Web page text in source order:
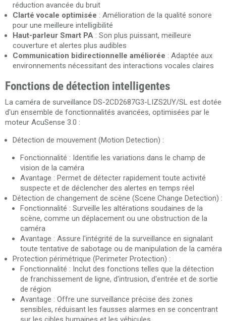
réduction avancée du bruit
Clarté vocale optimisée : Amélioration de la qualité sonore
pour une meilleure intelligibilité
Haut-parleur Smart PA : Son plus puissant, meilleure
couverture et alertes plus audibles
Communication bidirectionnelle améliorée : Adaptée aux
environnements nécessitant des interactions vocales claires
Fonctions de détection intelligentes
La caméra de surveillance DS-2CD2687G3-LIZS2UY/SL est dotée
d'un ensemble de fonctionnalités avancées, optimisées par le
moteur AcuSense 3.0 :
Détection de mouvement (Motion Detection) :
Fonctionnalité : Identifie les variations dans le champ de
vision de la caméra
Avantage : Permet de détecter rapidement toute activité
suspecte et de déclencher des alertes en temps réel
Détection de changement de scène (Scene Change Detection) :
Fonctionnalité : Surveille les altérations soudaines de la
scène, comme un déplacement ou une obstruction de la
caméra
Avantage : Assure l'intégrité de la surveillance en signalant
toute tentative de sabotage ou de manipulation de la caméra
Protection périmétrique (Perimeter Protection) :
Fonctionnalité : Inclut des fonctions telles que la détection
de franchissement de ligne, d'intrusion, d'entrée et de sortie
de région
Avantage : Offre une surveillance précise des zones
sensibles, réduisant les fausses alarmes en se concentrant